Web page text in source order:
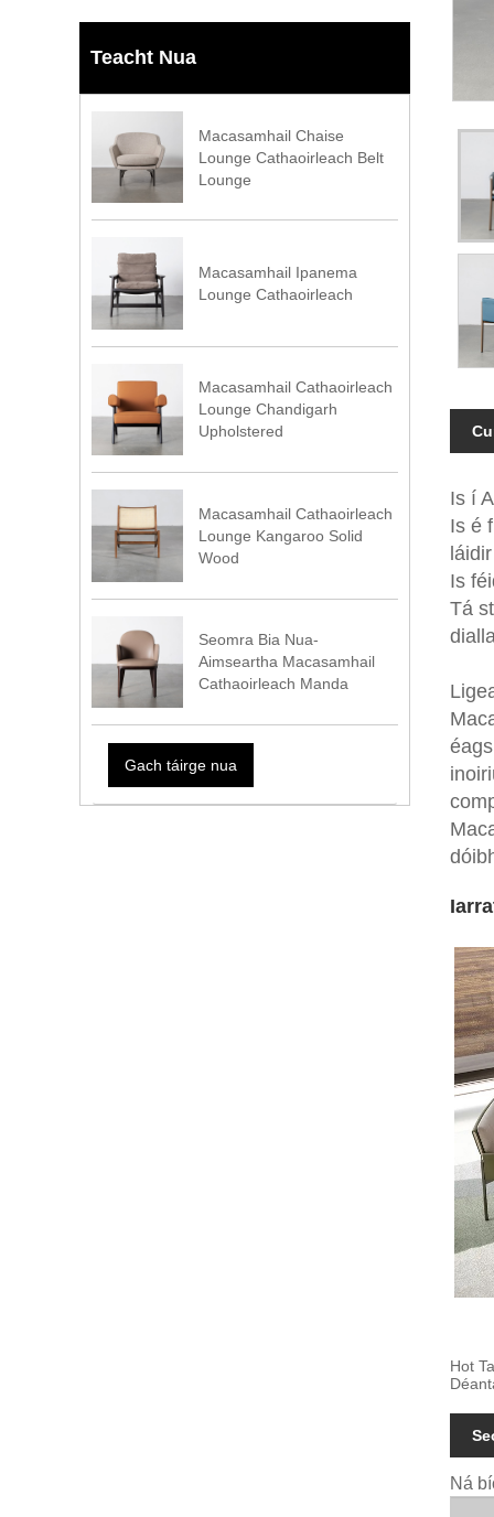
Teacht Nua
Macasamhail Chaise
Lounge Cathaoirleach Belt
Lounge
Macasamhail Ipanema
Lounge Cathaoirleach
Macasamhail Cathaoirleach
Lounge Chandigarh
Upholstered
Macasamhail Cathaoirleach
Lounge Kangaroo Solid
Wood
Seomra Bia Nua-
Aimseartha Macasamhail
Cathaoirleach Manda
Gach táirge nua
Is í
Is é
Is
Tá
Hot
Ná